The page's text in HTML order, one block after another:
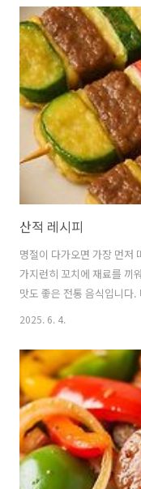
떡볶이에 대한 모든 궁금증
역사: 과거에서 현재까지떡
입니다.지금 우리가 아는
만, 떡볶이의 기원은 훨씬
볶이: 간장으로 맛을 낸 고
궁..
산적 레시피
명절이 다가오면 가장 먼저
가지런히 꼬치에 재료를 끼
맛도 좋은 전통 음식입니다
자세하게 소개하겠습니다.
해산물 등 다양한 재료를
는 한국 전통 음식입니다.
그 모양새가 단정하고 품격
보통은 얇게 썬 쇠고기, 맛
2025. 6. 4.